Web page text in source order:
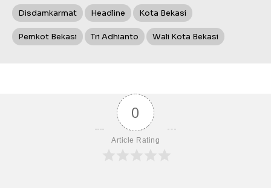
Disdamkarmat Headline Kota Bekasi
Pemkot Bekasi Tri Adhianto Wali Kota Bekasi
0
Article Rating